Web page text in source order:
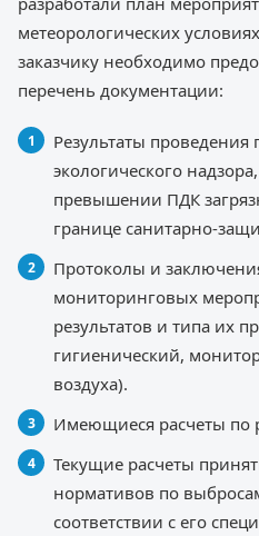
метеорологических
заказчику необходимо
перечень документации:
Результаты проведения
экологического
превышении ПДК
границе санитарно-
Протоколы и
мониторинговых
результатов и типа их
гигиенический,
воздуха).
Имеющиеся расчеты по
Текущие расчеты
нормативов по
соответствии с его